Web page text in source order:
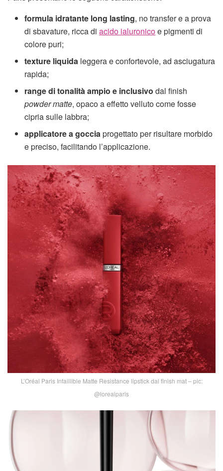
formula idratante long lasting, no transfer e a prova
di sbavature, ricca diacido ialuronicoe pigmenti di
colore puri;
texture liquida leggera e confortevole, ad asciugatura
rapida;
range di tonalità ampio e inclusivodal finish
powder matte, opaco a effetto velluto come fosse
cipria sulle labbra;
applicatore a gocciaprogettato per risultare morbido
e preciso, facilitando l’applicazione.
L’Oréal Paris Infaillible Matte Resistance lipstick dal finish mat – pic:
@lorealparis